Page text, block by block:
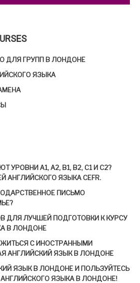
ДЛЯ ГРУПП В ЛОНДОНЕ
ЯЗЫКА
УРОВНИ A1, A2, B1, B2, C1 И C2?
АНГЛИЙСКОГО ЯЗЫКА CEFR.
ПИСЬМО
ДЛЯ ЛУЧШЕЙ ПОДГОТОВКИ К КУРСУ
В ЛОНДОНЕ
С ИНОСТРАННЫМИ
АНГЛИЙСКИЙ ЯЗЫК В ЛОНДОНЕ
ЯЗЫК В ЛОНДОНЕ И ПОЛЬЗУЙТЕСЬ
ЯЗЫКА В ЛОНДОНЕ!